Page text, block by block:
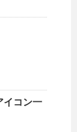
イコン一